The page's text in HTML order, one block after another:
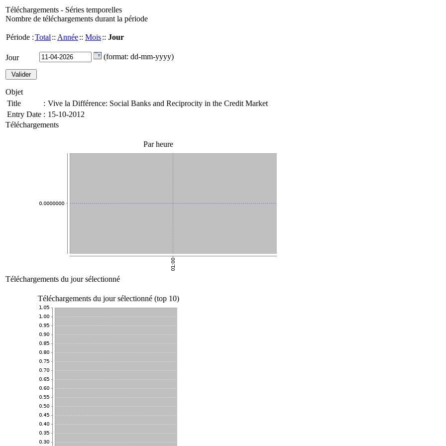
Téléchargements - Séries temporelles
Nombre de téléchargements durant la période
Période :Total :: Année:: Mois:: Jour
Jour (format: dd-mm-yyyy)
Objet
Title
: Vive la Différence: Social Banks and Reciprocity in the Credit Market
Entry Date : 15-10-2012
Téléchargements
Par heure
Téléchargements du jour sélectionné
Téléchargements du jour sélectionné (top 10)